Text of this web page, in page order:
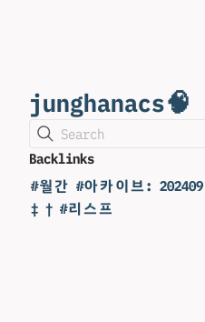
junghanacs🧠
Search
Backlinks
#월간 #아카이브:
‡ † #리스프